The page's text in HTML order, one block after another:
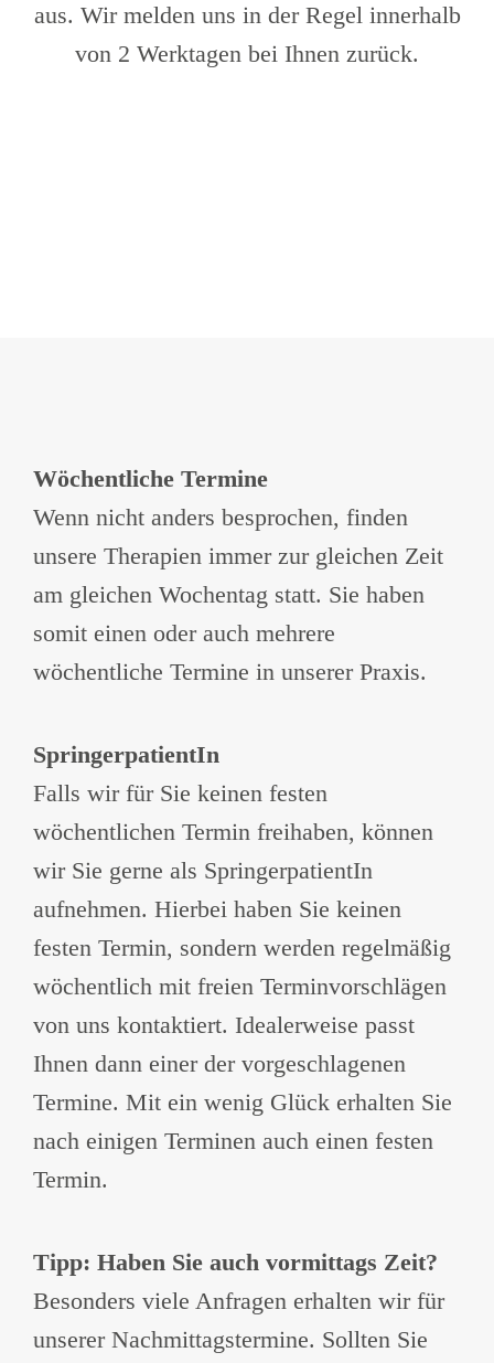
aus. Wir melden uns in der Regel innerhalb
von 2 Werktagen bei Ihnen zurück.
Wöchentliche Termine
Wenn nicht anders besprochen, finden
unsere Therapien immer zur gleichen Zeit
am gleichen Wochentag statt. Sie haben
somit einen oder auch mehrere
wöchentliche Termine in unserer Praxis.
SpringerpatientIn
Falls wir für Sie keinen festen
wöchentlichen Termin freihaben, können
wir Sie gerne als SpringerpatientIn
aufnehmen. Hierbei haben Sie keinen
festen Termin, sondern werden regelmäßig
wöchentlich mit freien Terminvorschlägen
von uns kontaktiert. Idealerweise passt
Ihnen dann einer der vorgeschlagenen
Termine. Mit ein wenig Glück erhalten Sie
nach einigen Terminen auch einen festen
Termin.
Tipp: Haben Sie auch vormittags Zeit?
Besonders viele Anfragen erhalten wir für
unserer Nachmittagstermine. Sollten Sie